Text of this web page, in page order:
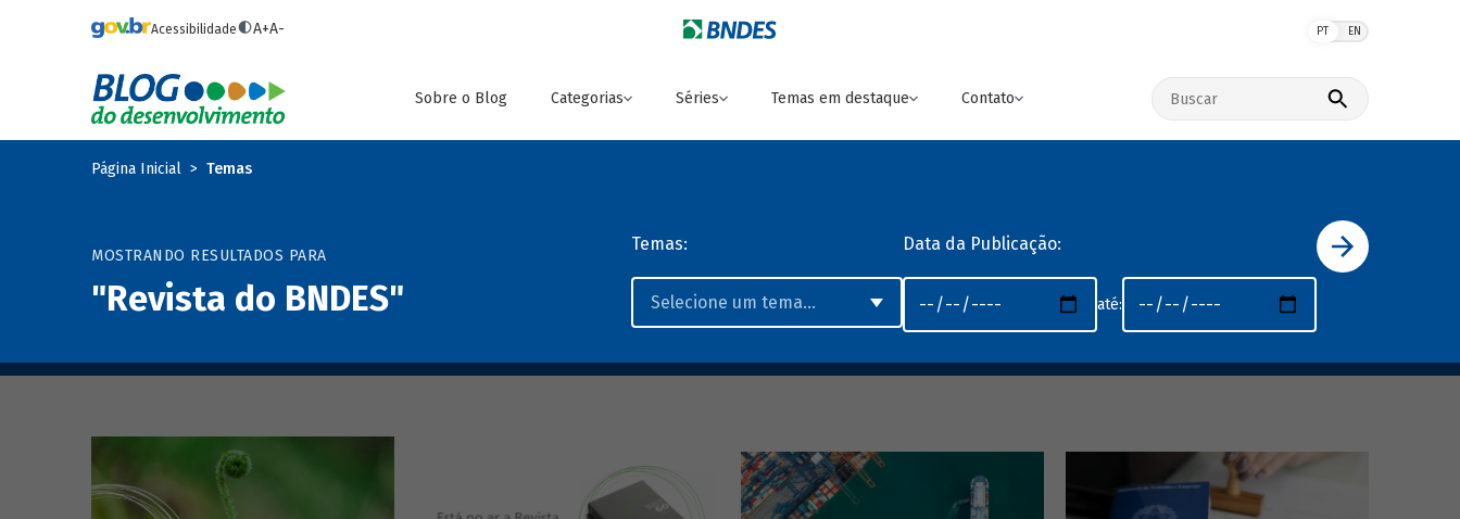
Acessibilidade A+A- PT EN
Sobre o Blog Categorias Séries Temas em destaque Contato
Buscar no site
Página Inicial Temas
MOSTRANDO RESULTADOS PARA
"Revista do BNDES"
Temas: Data da Publicação:
até: